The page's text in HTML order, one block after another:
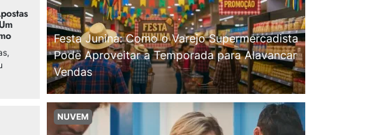
Festa Junina: Como o Varejo Supermercadista
Pode Aproveitar a Temporada para Alavancar
Vendas
NUVEM